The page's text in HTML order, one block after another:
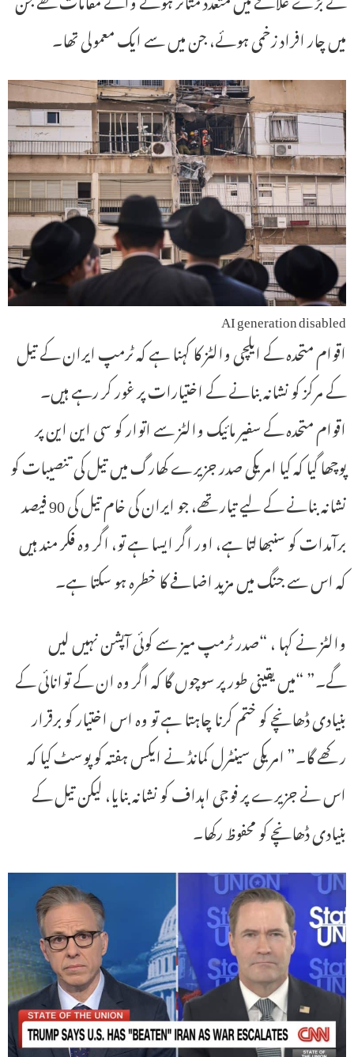
میں چار افراد زخمی ہوئے، جن میں سے ایک معمولی تھا۔
AI generation disabled
اقوام متحدہ کے ایلچی والٹز کا کہنا ہے کہ ٹرمپ ایران کے تیل
کے مرکز کو نشانہ بنانے کے اختیارات پر غور کر رہے ہیں۔
اقوام متحدہ کے سفیر مائیک والٹز سے اتوار کو سی این این پر
پوچھا گیا کہ کیا امریکی صدر جزیرے کھارگ میں تیل کی تنصیبات کو
نشانہ بنانے کے لیے تیار تھے، جو ایران کی خام تیل کی 90 فیصد
برآمدات کو سنبھالتا ہے، اور اگر ایسا ہے تو، اگر وہ فکر مند ہیں
کہ اس سے جنگ میں مزید اضافے کا خطرہ ہو سکتا ہے۔
والٹز نے کہا ، “صدر ٹرمپ میز سے کوئی آپشن نہیں لیں
گے۔” “میں یقینی طور پر سوچوں گا کہ اگر وہ ان کے توانائی کے
بنیادی ڈھانچے کو ختم کرنا چاہتا ہے تو وہ اس اختیار کو برقرار
رکھے گا۔” امریکی سینٹرل کمانڈ نے ایکس ہفتہ کو پوسٹ کیا کہ
اس نے جزیرے پر فوجی اہداف کو نشانہ بنایا، لیکن تیل کے
بنیادی ڈھانچے کو محفوظ رکھا۔